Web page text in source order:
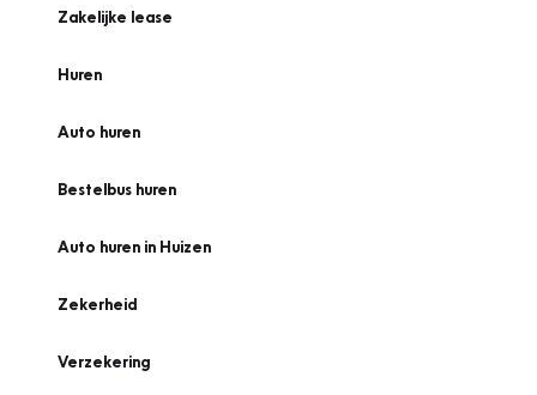
Zakelijke lease
Huren
Auto huren
Bestelbus huren
Auto huren in Huizen
Zekerheid
Verzekering